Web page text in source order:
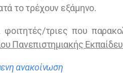
το τρέχουν εξάμηνο.
τριες που
Πανεπιστημιακής
ανακοίνωση